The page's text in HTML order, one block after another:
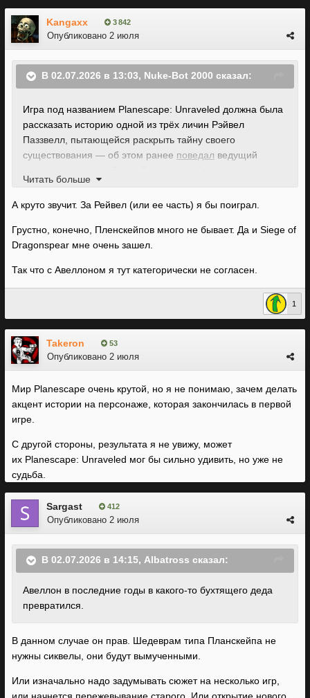
Kangaxx 3 842
Опубликовано 2 июля
В 02.07.2026 в 13:03, Nuke-Bot 2000 сказал:
Игра под названием Planescape: Unraveled должна была
рассказать историю одной из трёх личин Рэйвел
Паззвелл, пытающейся раскрыть тайну своего
существования — об этом ранее поведал ведущий
как автор сеттинга Dragon Age.
Читать больше
А круто звучит. За Рейвел (или ее часть) я бы поиграл.
Грустно, конечно, Пленскейпов много не бывает. Да и Siege of
Dragonspear мне очень зашел.
Так что с Авеллоном я тут категорически не согласен.
1
Takeron 53
Опубликовано 2 июля
Мир Planescape очень крутой, но я не понимаю, зачем делать
акцент истории на персонаже, которая закончилась в первой
игре.
С другой стороны, результата я не увижу, может
их Planescape: Unraveled мог бы сильно удивить, но уже не
судьба.
Sargast 412
Опубликовано 2 июля
В 02.07.2026 в 14:15, Albatross сказал:
Авеллон в последние годы в какого-то бухтящего деда
превратился.
В данном случае он прав. Шедеврам типа Планскейпа не
нужны сиквелы, они будут вымученными.
Или изначально надо задумывать сюжет на несколько игр,